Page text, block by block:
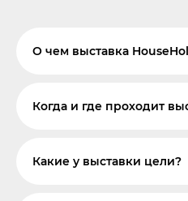
О чем выставка
Когда и где проходит
Какие у выставки цели?